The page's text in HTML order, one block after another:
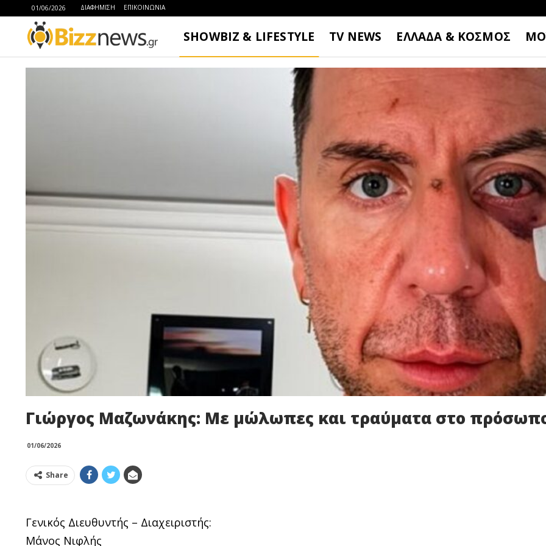
01/06/2026 ΔΙΑΦΗΜΙΣΗ ΕΠΙΚΟΙΝΩΝΙΑ
SHOWBIZ & LIFESTYLE TV NEWS ΕΛΛΑΔΑ & ΚΟΣΜΟΣ
Γιώργος Μαζωνάκης: Με μώλωπες και τραύματα στο
01/06/2026
Share
Γενικός Διευθυντής – Διαχειριστής:
Μάνος Νιφλής